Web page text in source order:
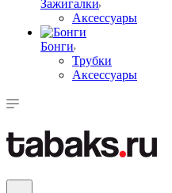
Зажигалки
Аксессуары
Бонги
Трубки
Аксессуары